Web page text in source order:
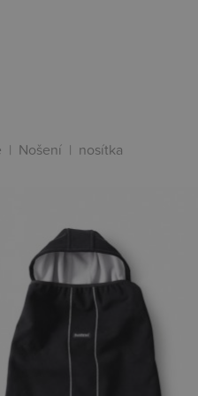
| Nošení | nosítka